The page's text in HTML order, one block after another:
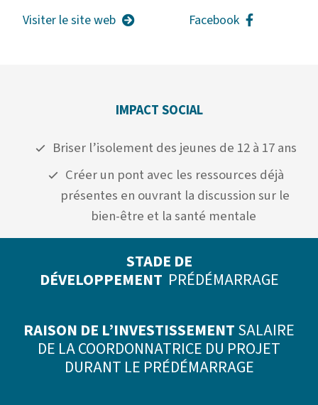
Visiter le site web Facebook
IMPACT SOCIAL
Briser l’isolement des jeunes de 12 à 17 ans
Créer un pont avec les ressources déjà
présentes en ouvrant la discussion sur le
bien-être et la santé mentale
STADE DE
DÉVELOPPEMENT PRÉDÉMARRAGE
RAISON DE L’INVESTISSEMENTSALAIRE
DE LA COORDONNATRICE DU PROJET
DURANT LE PRÉDÉMARRAGE